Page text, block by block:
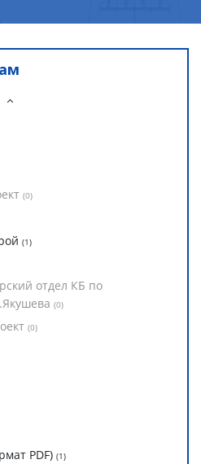
(0)
(1)
отдел КБ по
(0)
(0)
PDF) (1)